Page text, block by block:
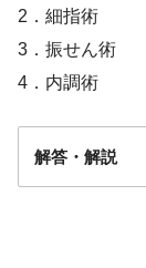
2．細指術
3．振せん術
4．内調術
解答・解説